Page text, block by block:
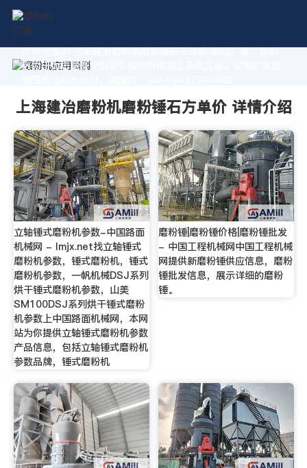
作为专业的 上海建冶磨粉机磨粉锤石方单价 制造厂家，我们
致力于为您量身定制高价值的粉体加工系统方案。获取厂家直
上海建冶磨粉机磨粉锤石方单价 详情介绍
立轴锤式磨粉机参数-中国路面
机械网 - lmjx.net找立轴锤式
磨粉机参数，锤式磨粉机，锤式
磨粉机参数，一帆机械DSJ系列
烘干锤式磨粉机参数，山美
SM100DSJ系列烘干锤式磨粉
机参数上中国路面机械网，本网
站为你提供立轴锤式磨粉机参数
产品信息，包括立轴锤式磨粉机
参数品牌，锤式磨粉机
磨粉锤|磨粉锤价格|磨粉锤批发
- 中国工程机械网中国工程机械
网提供新磨粉锤供应信息，磨粉
锤批发信息，展示详细的磨粉
锤。